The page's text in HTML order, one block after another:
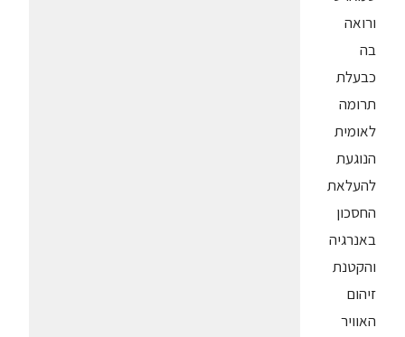
ורואה
בה
כבעלת
תרומה
לאומית
הנוגעת
להעלאת
החסכון
באנרגיה
והקטנת
זיהום
האוויר